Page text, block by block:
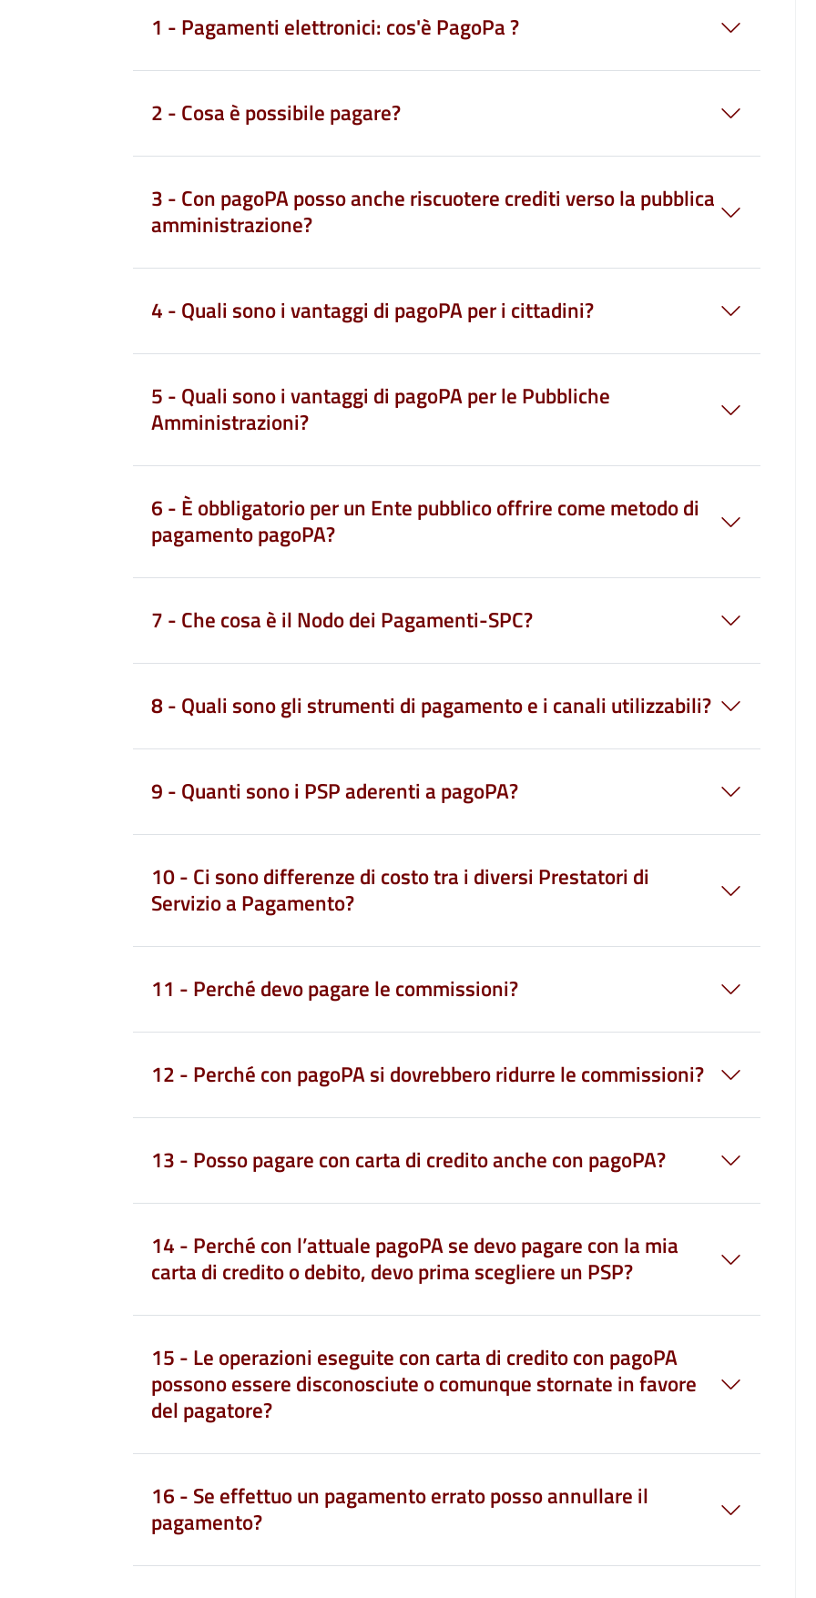
1 - Pagamenti elettronici: cos'è PagoPa ?
2 - Cosa è possibile pagare?
3 - Con pagoPA posso anche riscuotere crediti verso la pubblica
amministrazione?
4 - Quali sono i vantaggi di pagoPA per i cittadini?
5 - Quali sono i vantaggi di pagoPA per le Pubbliche
Amministrazioni?
6 - È obbligatorio per un Ente pubblico offrire come metodo di
pagamento pagoPA?
7 - Che cosa è il Nodo dei Pagamenti-SPC?
8 - Quali sono gli strumenti di pagamento e i canali utilizzabili?
9 - Quanti sono i PSP aderenti a pagoPA?
10 - Ci sono differenze di costo tra i diversi Prestatori di
Servizio a Pagamento?
11 - Perché devo pagare le commissioni?
12 - Perché con pagoPA si dovrebbero ridurre le commissioni?
13 - Posso pagare con carta di credito anche con pagoPA?
14 - Perché con l’attuale pagoPA se devo pagare con la mia
carta di credito o debito, devo prima scegliere un PSP?
15 - Le operazioni eseguite con carta di credito con pagoPA
possono essere disconosciute o comunque stornate in favore
del pagatore?
16 - Se effettuo un pagamento errato posso annullare il
pagamento?